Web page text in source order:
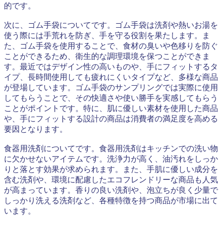
的です。
次に、ゴム手袋についてです。ゴム手袋は洗剤や熱いお湯を
使う際には手荒れを防ぎ、手を守る役割を果たします。ま
た、ゴム手袋を使用することで、食材の臭いや色移りを防ぐ
ことができるため、衛生的な調理環境を保つことができま
す。最近ではデザイン性の高いものや、手にフィットするタ
イプ、長時間使用しても疲れにくいタイプなど、多様な商品
が登場しています。ゴム手袋のサンプリングでは実際に使用
してもらうことで、その快適さや使い勝手を実感してもらう
ことがポイントです。特に、肌に優しい素材を使用した商品
や、手にフィットする設計の商品は消費者の満足度を高める
要因となります。
食器用洗剤についてです。食器用洗剤はキッチンでの洗い物
に欠かせないアイテムです。洗浄力が高く、油汚れをしっか
りと落とす効果が求められます。また、手肌に優しい成分を
含む洗剤や、環境に配慮したエコフレンドリーな商品も人気
が高まっています。香りの良い洗剤や、泡立ちが良く少量で
しっかり洗える洗剤など、各種特徴を持つ商品が市場に出て
います。